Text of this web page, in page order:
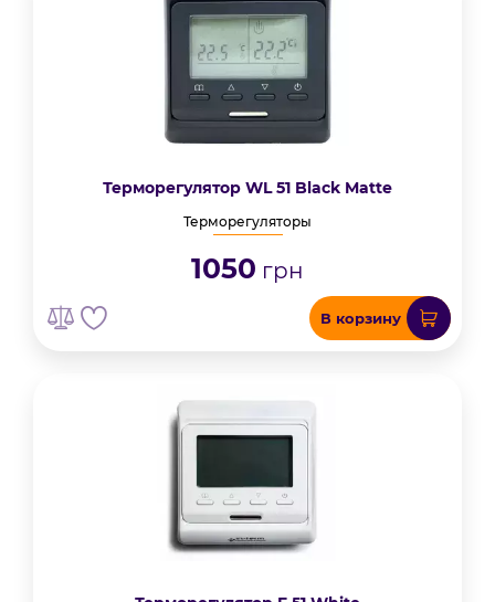
Терморегулятор WL 51 Black Matte
Терморегуляторы
1050 грн
В корзину